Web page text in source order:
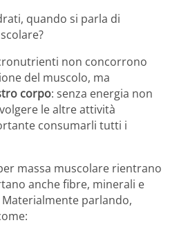
quando si parla di
non concorrono
del muscolo, ma
corpo: senza energia non
le altre attività
consumarli tutti i
massa muscolare rientrano
anche fibre, minerali e
parlando,